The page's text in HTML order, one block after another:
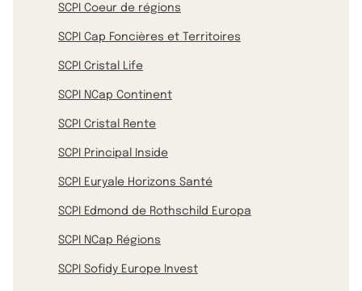
SCPI Coeur de régions
SCPI Cap Foncières et Territoires
SCPI Cristal Life
SCPI NCap Continent
SCPI Cristal Rente
SCPI Principal Inside
SCPI Euryale Horizons Santé
SCPI Edmond de Rothschild Europa
SCPI NCap Régions
SCPI Sofidy Europe Invest